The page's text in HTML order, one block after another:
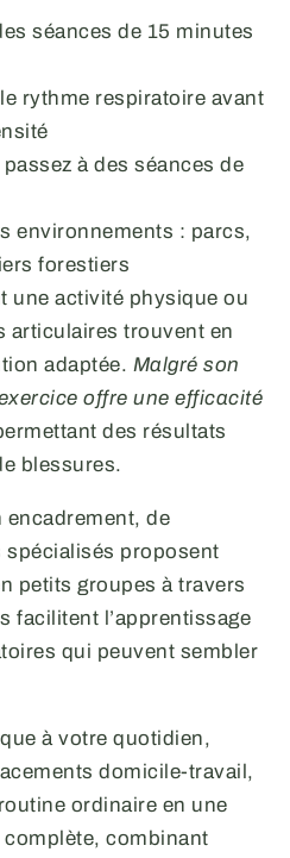
séances de 15 minutes
rythme respiratoire avant
à des séances de
environnements : parcs,
forestiers
une activité physique ou
articulaires trouvent en
adaptée. Malgré son
offre une efficacité
des résultats
blessures.
encadrement, de
proposent
petits groupes à travers
facilitent l’apprentissage
qui peuvent sembler
à votre quotidien,
domicile-travail,
ordinaire en une
complète, combinant